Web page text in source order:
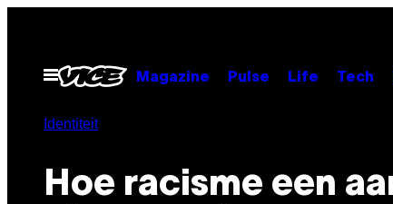
Open
menu
Magazine Pulse Life Tech
Identiteit
Hoe racisme een